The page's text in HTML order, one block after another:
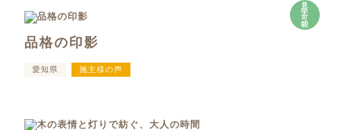
見
学
可
能
品格の印影
愛知県 施主様の声